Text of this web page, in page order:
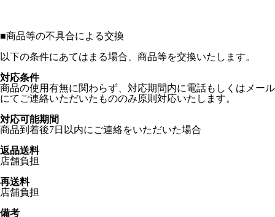
■商品等の不具合による交換
以下の条件にあてはまる場合、商品等を交換いたします。
対応条件
商品の使用有無に関わらず、対応期間内に電話もしくはメール
にてご連絡いただいたもののみ原則対応いたします。
対応可能期間
商品到着後7日以内にご連絡をいただいた場合
返品送料
店舗負担
再送料
店舗負担
備考